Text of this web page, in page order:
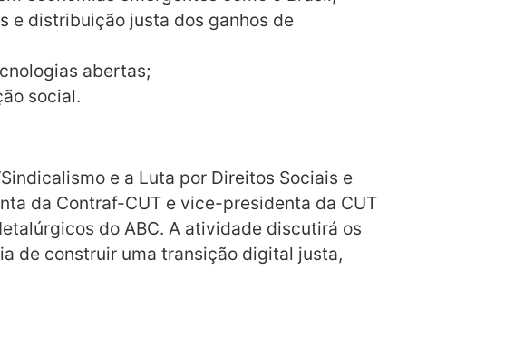
e distribuição justa dos ganhos de
abertas;
social.
e a Luta por Direitos Sociais e
da Contraf-CUT e vice-presidenta da CUT
do ABC. A atividade discutirá os
de construir uma transição digital justa,